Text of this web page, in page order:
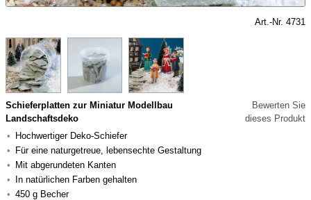
Art.-Nr. 4731
Schieferplatten zur Miniatur Modellbau
Landschaftsdeko
Hochwertiger Deko-Schiefer
Für eine naturgetreue, lebensechte Gestaltung
Mit abgerundeten Kanten
In natürlichen Farben gehalten
450 g Becher
Bewerten Sie
dieses Produkt